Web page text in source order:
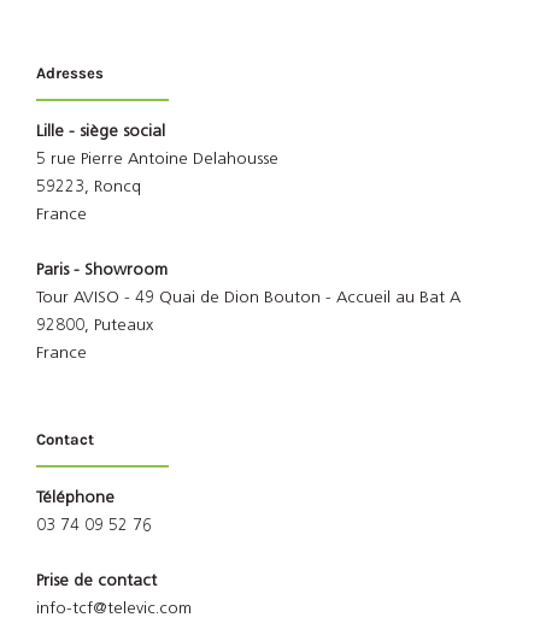
Adresses
Lille - siège social
5 rue Pierre Antoine Delahousse
59223, Roncq
France
Paris - Showroom
Tour AVISO - 49 Quai de Dion Bouton - Accueil au Bat A
92800, Puteaux
France
Contact
Téléphone
03 74 09 52 76
Prise de contact
info-tcf@televic.com